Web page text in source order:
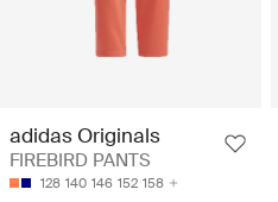
adidas Originals
FIREBIRD PANTS
128 140 146 152 158